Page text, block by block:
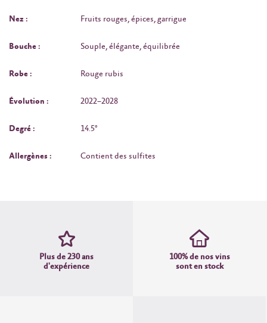
Nez : Fruits rouges, épices, garrigue
Bouche : Souple, élégante, équilibrée
Robe : Rouge rubis
Évolution : 2022–2028
Degré : 14.5°
Allergènes : Contient des sulfites
Plus de 230 ans
d'expérience
100% de nos vins
sont en stock